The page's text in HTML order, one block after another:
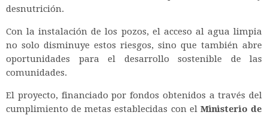
desnutrición.
Con la instalación de los pozos, el acceso al agua limpia
no solo disminuye estos riesgos, sino que también abre
oportunidades para el desarrollo sostenible de las
comunidades.
El proyecto, financiado por fondos obtenidos a través del
cumplimiento de metas establecidas con el Ministerio de